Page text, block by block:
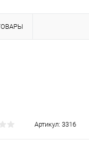
Артикул: 3316